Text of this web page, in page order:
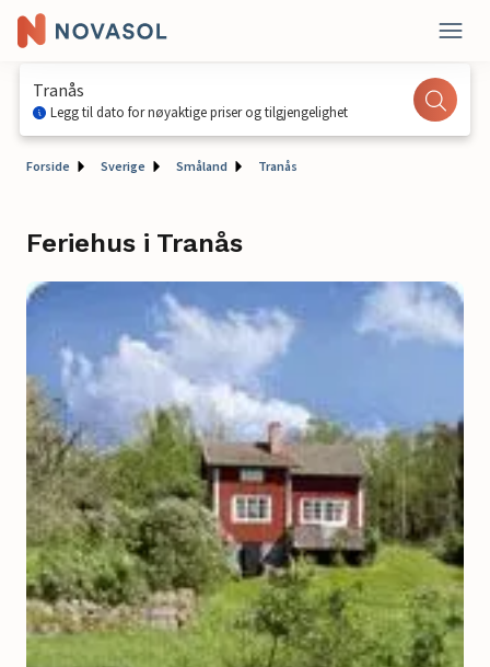
Tranås
Legg til dato for nøyaktige priser og tilgjengelighet
Forside Sverige Småland Tranås
Feriehus i Tranås